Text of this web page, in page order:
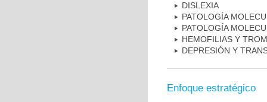
DISLEXIA
PATOLOGÍA
PATOLOGÍA
HEMOFILIAS Y
DEPRESIÓN Y
Enfoque estratégico